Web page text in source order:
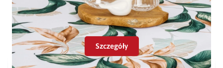
jakością. Gramatura obrusów wynosi ok. 170
g/m
. Bardzo duży wybór kolorów pozwala
na bogate możliwości aranżacyjne.
Miękki chwyt tkaniny sprawia, że obrusy
st. C
Wykurcz po praniu - do 1%
Wybielanie - nie wybielać
Szczegóły